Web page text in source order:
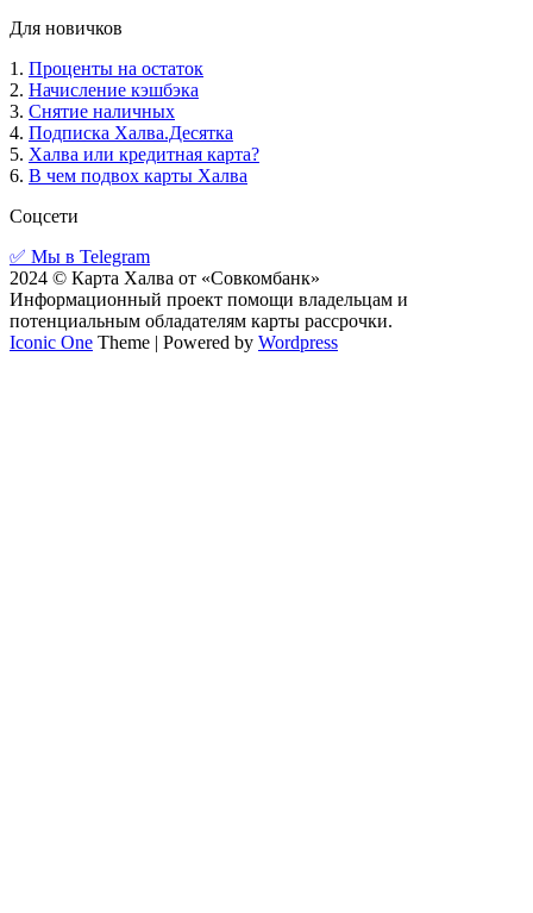
Для новичков
1. Проценты на остаток
2. Начисление кэшбэка
3. Снятие наличных
4. Подписка Халва.Десятка
5. Халва или кредитная карта?
6. В чем подвох карты Халва
Соцсети
✅ Мы в Telegram
2024 © Карта Халва от «Совкомбанк»
Информационный проект помощи владельцам и
потенциальным обладателям карты рассрочки.
Iconic One Theme | Powered by Wordpress